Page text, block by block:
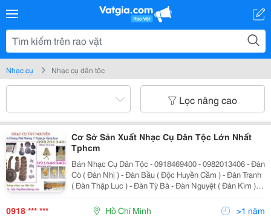
Nhạc cụ Nhạc cụ dân tộc
Lọc nâng cao
Cơ Sở Sản Xuất Nhạc Cụ Dân Tộc Lớn Nhất
Tphcm
Bán Nhạc Cụ Dân Tộc - 0918469400 - 0982013406 - Đàn
Cò ( Đàn Nhị ) - Đàn Bầu ( Độc Huyền Cầm ) - Đàn Tranh
( Đàn Thập Lục ) - Đàn Tỳ Bà - Đàn Nguyệt ( Đàn Kìm ) -
Đàn Guitar Cổ Thùng - Đàn Guitar Cổ Điện -- Sênh Tiền -
Song Loan - Thanh Phách - Sá
0918 *** *** Hồ Chí Minh >1 năm